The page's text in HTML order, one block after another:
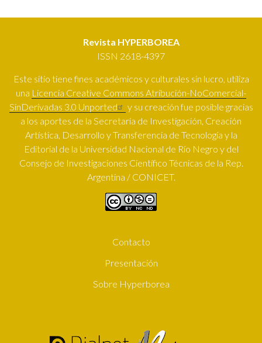
Revista HYPERBOREA
ISSN 2618-4397
Este sitio tiene fines académicos y culturales sin lucro, utiliza
una Licencia Creative Commons Atribución-NoComercial-
SinDerivadas 3.0 Unported
y su creación fue posible gracias
a los aportes de la Secretaría de Investigación, Creación
Artística, Desarrollo y Transferencia de Tecnología y la
Editorial de la Universidad Nacional de Río Negro y del
Consejo de Investigaciones Científico Técnicas de la Rep.
Argentina / CONICET.
Contacto
Presentación
Sobre Hyperborea